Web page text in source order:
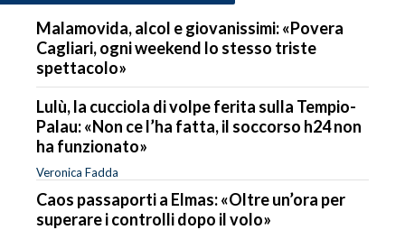
Malamovida, alcol e giovanissimi: «Povera
Cagliari, ogni weekend lo stesso triste
spettacolo»
Lulù, la cucciola di volpe ferita sulla Tempio-
Palau: «Non ce l’ha fatta, il soccorso h24 non
ha funzionato»
Veronica Fadda
Caos passaporti a Elmas: «Oltre un’ora per
superare i controlli dopo il volo»